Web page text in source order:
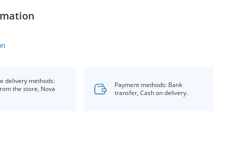
delivery methods:
the store, Nova
Payment methods: Bank
transfer, Cash on delivery.